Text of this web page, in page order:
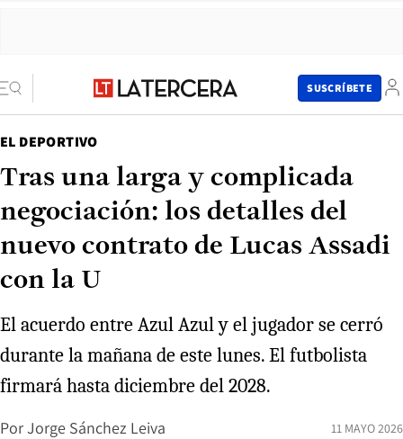
SUSCRÍBETE
EL DEPORTIVO
Tras una larga y complicada
negociación: los detalles del
nuevo contrato de Lucas Assadi
con la U
El acuerdo entre Azul Azul y el jugador se cerró
durante la mañana de este lunes. El futbolista
firmará hasta diciembre del 2028.
PorJorge Sánchez Leiva 11 MAYO 2026